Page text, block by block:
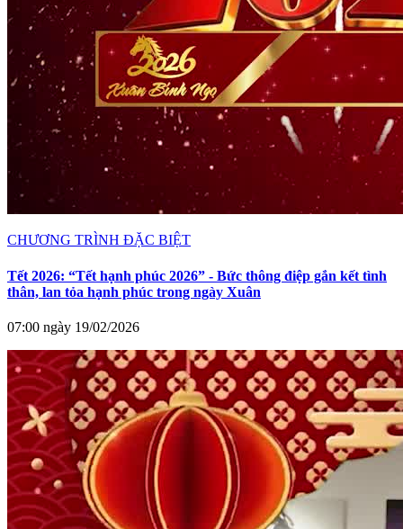
CHƯƠNG TRÌNH ĐẶC BIỆT
Tết 2026: “Tết hạnh phúc 2026” - Bức thông điệp gắn kết tình
thân, lan tỏa hạnh phúc trong ngày Xuân
07:00 ngày 19/02/2026